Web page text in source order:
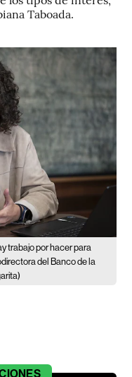
Taboada.
trabajo por hacer para
del Banco de la